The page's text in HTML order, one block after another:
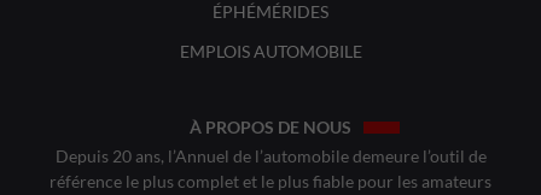
ÉPHÉMÉRIDES
EMPLOIS AUTOMOBILE
À PROPOS DE NOUS
Depuis 20 ans, l’Annuel de l’automobile demeure l’outil de
référence le plus complet et le plus fiable pour les amateurs